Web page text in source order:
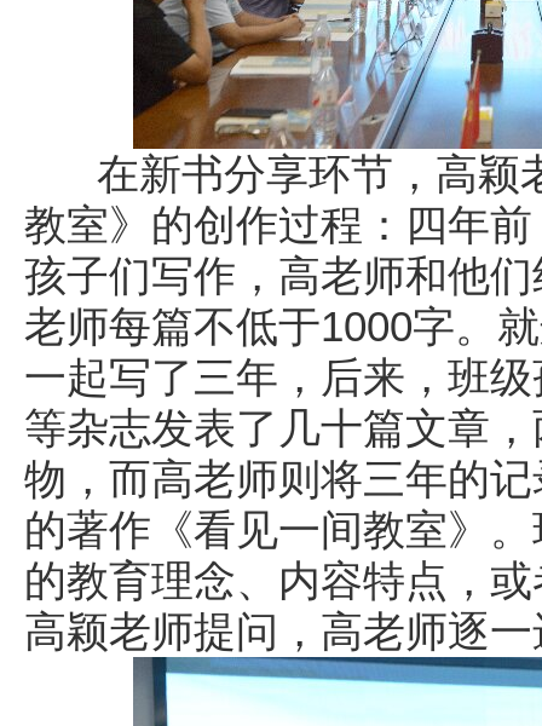
在新书分享环节，高颖
教室》的创作过程：四年
孩子们写作，高老师和他
老师每篇不低于1000字。
一起写了三年，后来，班
等杂志发表了几十篇文章
物，而高老师则将三年的
的著作《看见一间教室》
的教育理念、内容特点，
高颖老师提问，高老师逐